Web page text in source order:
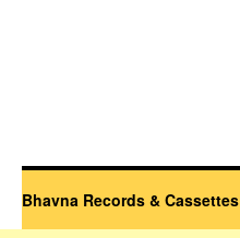
Bhavna Records &